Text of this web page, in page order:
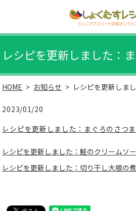
レシピを更新しました：
HOME お知らせ レシピを更新しま
2023/01/20
レシピを更新しました：まぐろのさつ
レシピを更新しました：鮭のクリームソ
レシピを更新しました：切り干し大根の